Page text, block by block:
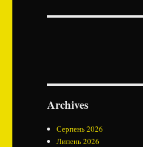
Archives
Серпень 2026
Липень 2026